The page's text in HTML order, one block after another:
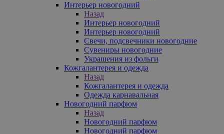
Интерьер новогодний
Назад
Интерьер новогодний
Интерьер новогодний
Свечи, подсвечники новогодние
Сувениры новогодние
Украшения из фольги
Кожгалантерея и одежда
Назад
Кожгалантерея и одежда
Одежда карнавальная
Новогодний парфюм
Назад
Новогодний парфюм
Новогодний парфюм